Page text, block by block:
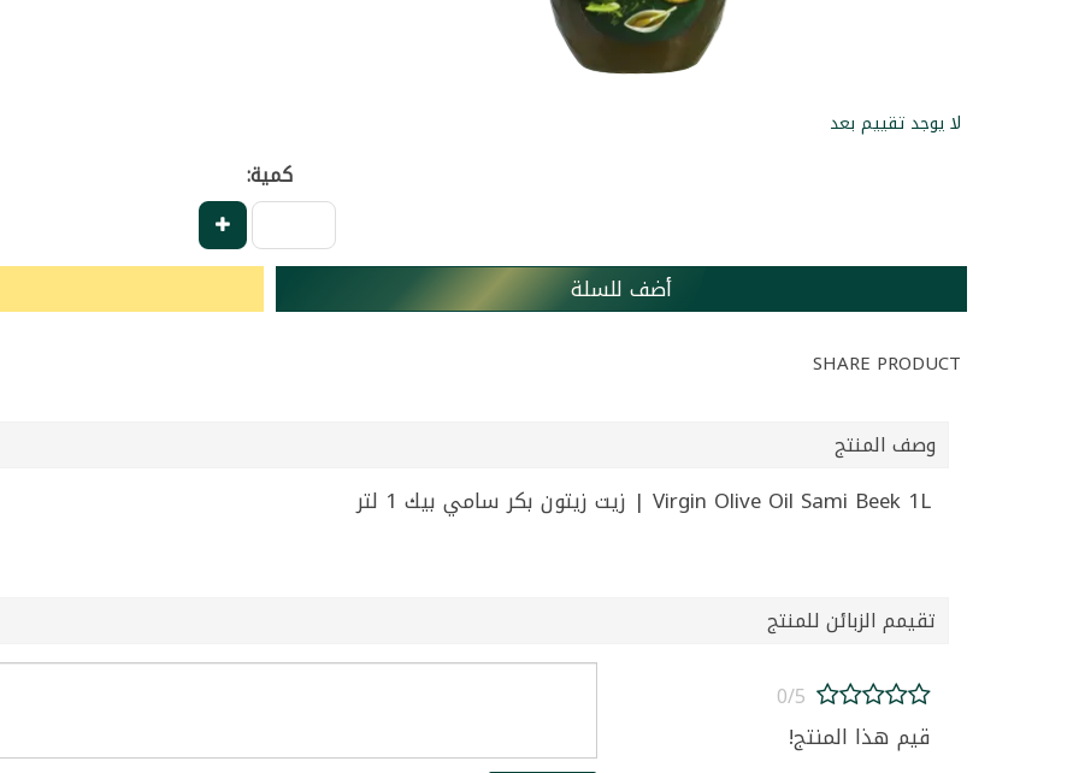
لا يوجد تقييم بعد
كمية:
أضف للسلة
SHARE PRODUCT
وصف المنتج
Virgin Olive Oil Sami Beek 1L | زيت زيتون بكر سامي بيك 1 لتر
تقيمم الزبائن للمنتج
0/5
قيم هذا المنتج!